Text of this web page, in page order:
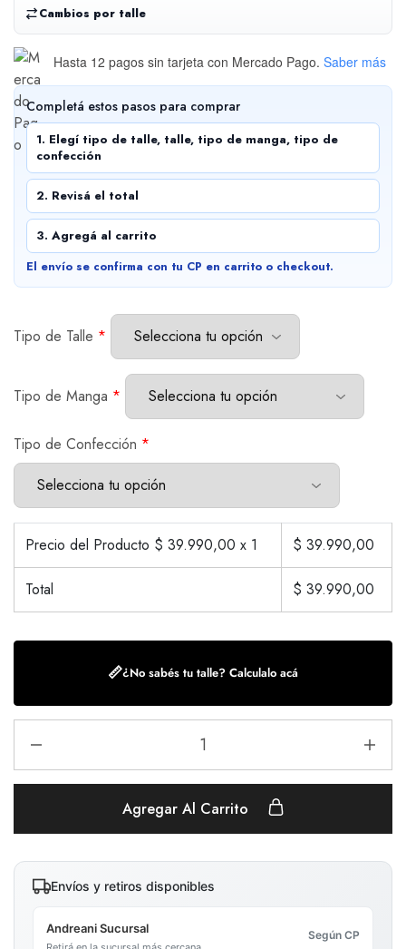
Cambios por talle
Hasta 12 pagos sin tarjeta con Mercado Pago. Saber más
Completá estos pasos para comprar
1. Elegí tipo de talle, talle, tipo de manga, tipo de
confección
2. Revisá el total
3. Agregá al carrito
El envío se confirma con tu CP en carrito o checkout.
Tipo de Talle *
Tipo de Manga *
Tipo de Confección *
Precio del Producto $ 39.990,00 x 1 $ 39.990,00
Total $ 39.990,00
📏¿No sabés tu talle? Calculalo acá
Agregar Al Carrito
Envíos y retiros disponibles
Andreani Sucursal Según CP